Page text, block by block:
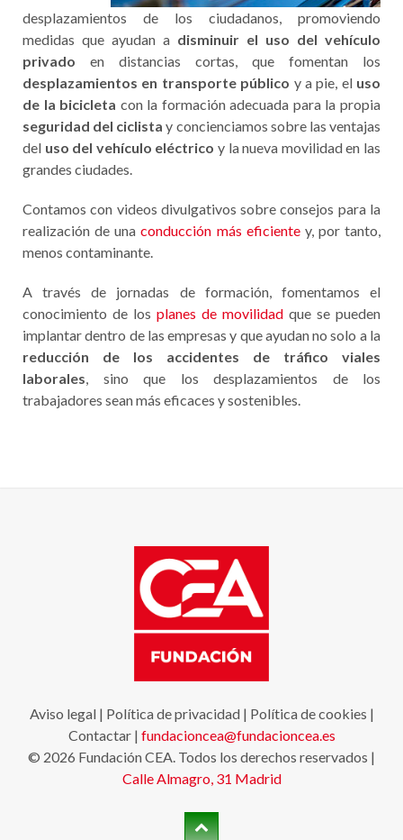
desplazamientos de los ciudadanos, promoviendo
medidas que ayudan a disminuir el uso del vehículo
privado en distancias cortas, que fomentan los
desplazamientos en transporte público y a pie, el uso
de la bicicleta con la formación adecuada para la propia
seguridad del ciclista y concienciamos sobre las ventajas
del uso del vehículo eléctrico y la nueva movilidad en las
grandes ciudades.
Contamos con videos divulgativos sobre consejos para la
realización de unaconducción más eficientey, por tanto,
menos contaminante.
A través de jornadas de formación, fomentamos el
conocimiento de los planes de movilidad que se pueden
implantar dentro de las empresas y que ayudan no solo a la
reducción de los accidentes de tráfico viales
laborales, sino que los desplazamientos de los
trabajadores sean más eficaces y sostenibles.
Aviso legal| Política de privacidad| Política de cookies |
Contactar| fundacioncea@fundacioncea.es
© 2026 Fundación CEA. Todos los derechos reservados |
Calle Almagro, 31 Madrid